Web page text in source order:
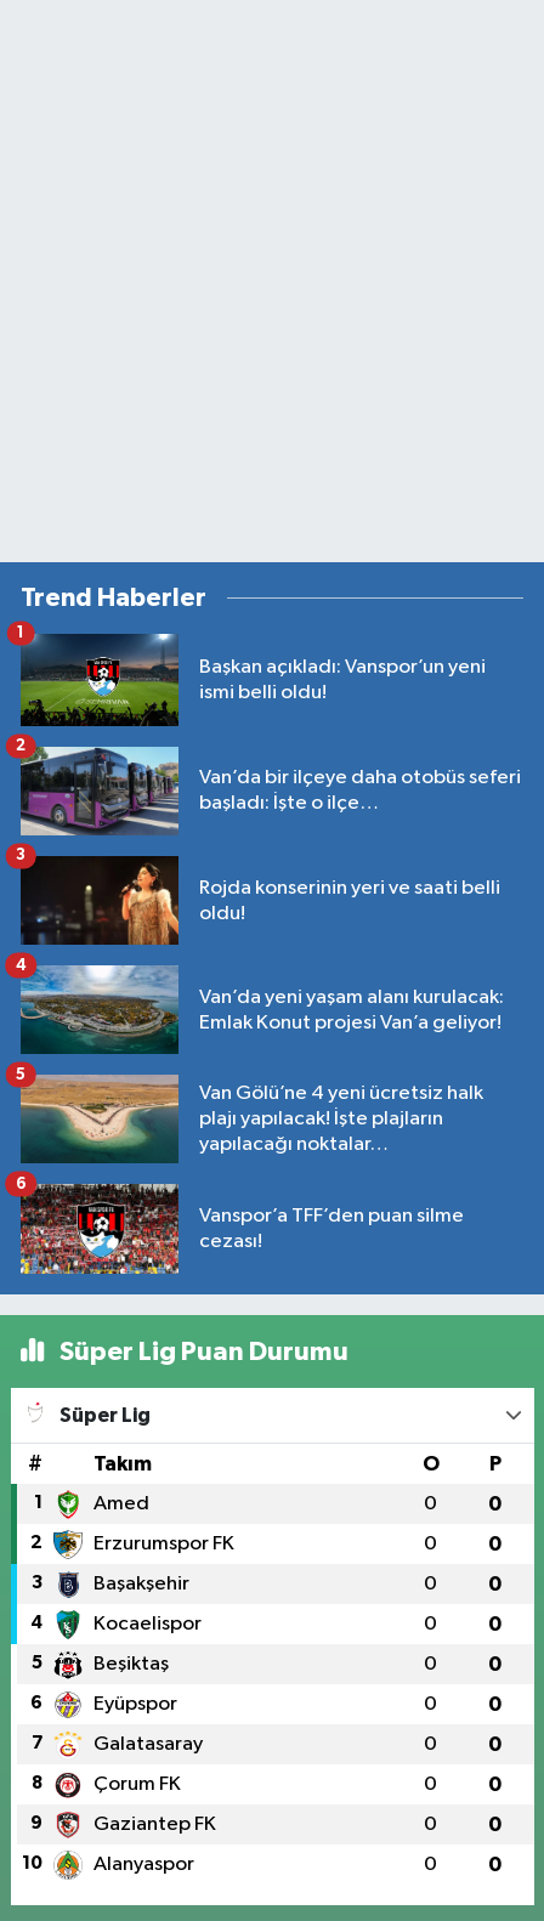
Trend Haberler
Başkan açıkladı: Vanspor’un yeni
ismi belli oldu!
1
Van’da bir ilçeye daha otobüs seferi
başladı: İşte o ilçe…
2
Rojda konserinin yeri ve saati belli
oldu!
3
Van’da yeni yaşam alanı kurulacak:
Emlak Konut projesi Van’a geliyor!
4
Van Gölü’ne 4 yeni ücretsiz halk
plajı yapılacak! İşte plajların
yapılacağı noktalar…
5
Vanspor’a TFF’den puan silme
cezası!
6
Süper Lig Puan Durumu
Süper Lig
# Takım O P
1 Amed 0 0
2 Erzurumspor FK 0 0
3 Başakşehir 0 0
4 Kocaelispor 0 0
5 Beşiktaş 0 0
6 Eyüpspor 0 0
7 Galatasaray 0 0
8 Çorum FK 0 0
9 Gaziantep FK 0 0
10 Alanyaspor 0 0